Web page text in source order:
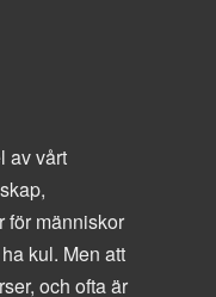
av vårt
för människor
kul. Men att
och ofta är